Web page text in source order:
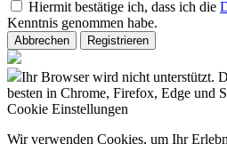
Hiermit bestätige ich, dass ich die
Kenntnis genommen habe.
Abbrechen Registrieren
Ihr Browser wird nicht unterstützt.
besten in Chrome, Firefox, Edge und
Cookie Einstellungen
Wir verwenden Cookies, um Ihr